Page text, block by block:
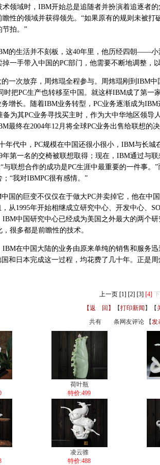
术领域时，IBM开始总是追随者并扮演着追逐者
瞻性的领域并获得领先。“如果原有的规则未被
节拍。”
生活并不刻板，这40年里，他历经四朝——小
一手带入中国的PC部门，他需要不断地调整，
次放弃，周炜琨全程参与。周炜琨刚到IBM中
时把PC生产也转移至中国。就这样IBM成了第
增长。随着IBM业务转型，PC业务逐渐成为
备为其PC业务寻找买主时，作为大中华地区领
最终在2004年12月将全球PC业务出售给联想的
代中，PC规模在中国还很小很小，IBM与长城
年第一名的交椅被联想取得；现在，IBM通过与
与联想合作的成功是PC生涯中最重要的一件事。
“我对IBMPC很有感情。”
的巨变不仅仅在于做大PC并卖掉它，他在中
从1995年开始相继成立研究中心、开发中心、
IBM中国研究中心已经成为美国之外最大的两个
很多都是前瞻性的技术。
在中国大陆的业务由原来单纯的销售和服务迅
和日本完成这一过程，均花费了几十年。正是
上一页 [1] [2] [3] [4]
【返 回】
【打印新闻 】【
共有
条网友评论 【发
荷叶瓶
特价:499
凌云骓
特价:488